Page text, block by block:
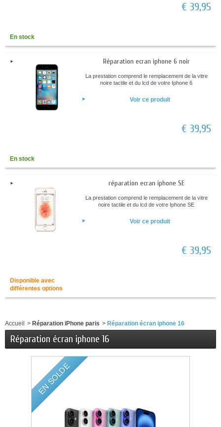
€ 39,95
En stock
Réparation ecran iphone 6 noir
La prestation comprend le remplacement de la vitre
noire tactile et du lcd de votre Iphone 6
Voir ce produit
€ 39,95
En stock
réparation ecran iphone SE
La prestation comprend le remplacement de la vitre
noire tactile et du lcd de votre Iphone SE
Voir ce produit
€ 39,95
Disponible avec
différentes options
Accueil > Réparation iPhone paris > Réparation écran iphone 16
Réparation écran iphone 16
EN SOLDE